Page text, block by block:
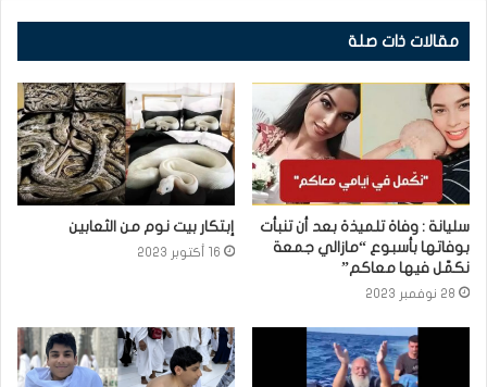
مقالات ذات صلة
سليانة : وفاة تلميذة بعد أن تنبأت
بوفاتها بأسبوع “مازالي جمعة
نكمّل فيها معاكم”
28 نوفمبر 2023
إبتكار بيت نوم من الثعابين
16 أكتوبر 2023